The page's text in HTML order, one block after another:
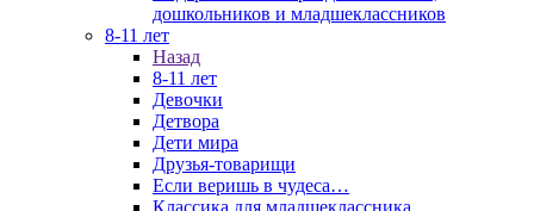
дошкольников и младшеклассников
8-11 лет
Назад
8-11 лет
Девочки
Детвора
Дети мира
Друзья-товарищи
Если веришь в чудеса…
Классика для младшеклассника